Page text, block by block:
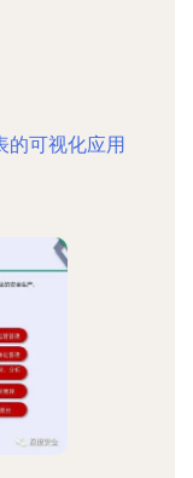
的可视化应用